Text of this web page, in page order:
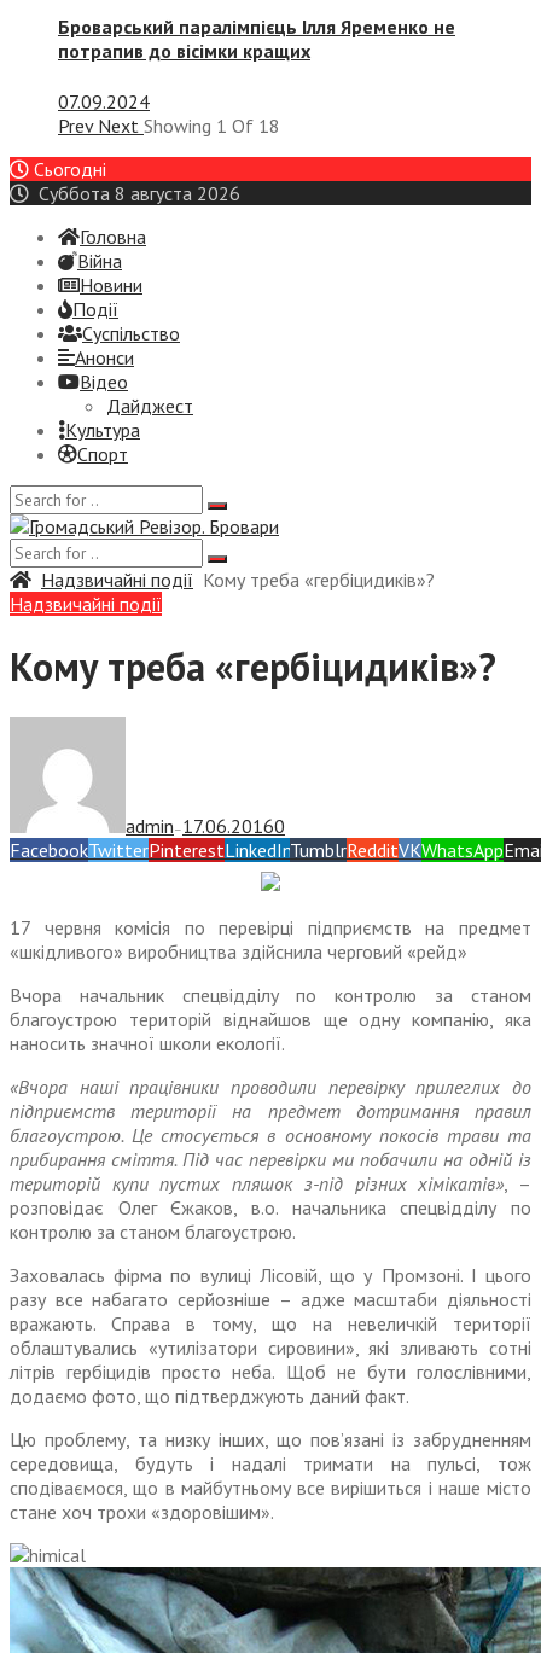
Броварський паралімпієць Ілля Яременко не
потрапив до вісімки кращих
07.09.2024
Prev Next Showing 1 Of 18
Сьогодні
Суббота 8 августа 2026
Головна
Війна
Новини
Події
Суспiльство
Анонси
Відео
Дайджест
Культура
Спорт
Надзвичайні події Кому треба «гербіцидиків»?
Надзвичайні події
Кому треба «гербіцидиків»?
admin — 17.06.20160
FacebookTwitterPinterestLinkedInTumblrRedditVKWhatsApp
17 червня комісія по перевірці підприємств на предмет
«шкідливого» виробництва здійснила черговий «рейд»
Вчора начальник спецвідділу по контролю за станом
благоустрою територій віднайшов ще одну компанію, яка
наносить значної школи екології.
«Вчора наші працівники проводили перевірку прилеглих до
підприємств території на предмет дотримання правил
благоустрою. Це стосується в основному покосів трави та
прибирання сміття. Під час перевірки ми побачили на одній із
територій купи пустих пляшок з-під різних хімікатів», –
розповідає Олег Єжаков, в.о. начальника спецвідділу по
контролю за станом благоустрою.
Заховалась фірма по вулиці Лісовій, що у Промзоні. І цього
разу все набагато серйозніше – адже масштаби діяльності
вражають. Справа в тому, що на невеличкій території
облаштувались «утилізатори сировини», які зливають сотні
літрів гербіцидів просто неба. Щоб не бути голослівними,
додаємо фото, що підтверджують даний факт.
Цю проблему, та низку інших, що пов’язані із забрудненням
середовища, будуть і надалі тримати на пульсі, тож
сподіваємося, що в майбутньому все вирішиться і наше місто
стане хоч трохи «здоровішим».